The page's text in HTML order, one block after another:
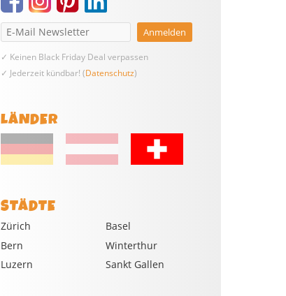
✓ Keinen Black Friday Deal verpassen
✓ Jederzeit kündbar! (Datenschutz)
LÄNDER
STÄDTE
Zürich
Basel
Bern
Winterthur
Luzern
Sankt Gallen